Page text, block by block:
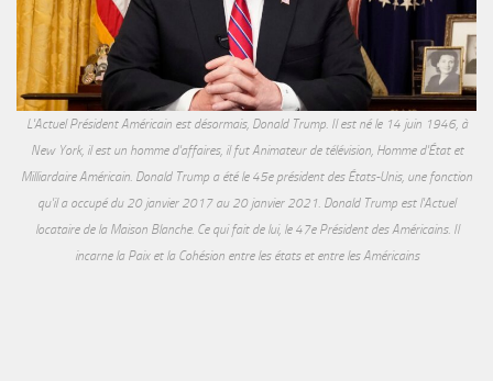
L'Actuel Président Américain est désormais, Donald Trump. Il est né le 14 juin 1946, à
New York, il est un homme d'affaires, il fut Animateur de télévision, Homme d'État et
Milliardaire Américain. Donald Trump a été le 45e président des États-Unis, une fonction
qu'il a occupé du 20 janvier 2017 au 20 janvier 2021. Donald Trump est l'Actuel
locataire de la Maison Blanche. Ce qui fait de lui, le 47e Président des Américains. Il
incarne la Paix et la Cohésion entre les états et entre les Américains